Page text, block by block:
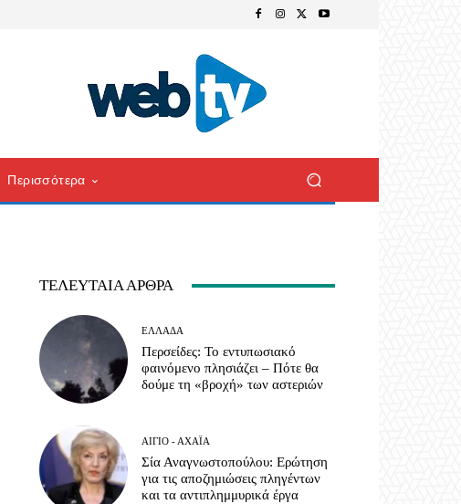
Περισσότερα
ΤΕΛΕΥΤΑΊΑ ΆΡΘΡΑ
ΕΛΛΆΔΑ
Περσείδες: Το εντυπωσιακό
φαινόμενο πλησιάζει – Πότε θα
δούμε τη «βροχή» των αστεριών
ΑΊΓΙΟ - ΑΧΑΪ́Α
Σία Αναγνωστοπούλου: Ερώτηση
για τις αποζημιώσεις πληγέντων
και τα αντιπλημμυρικά έργα